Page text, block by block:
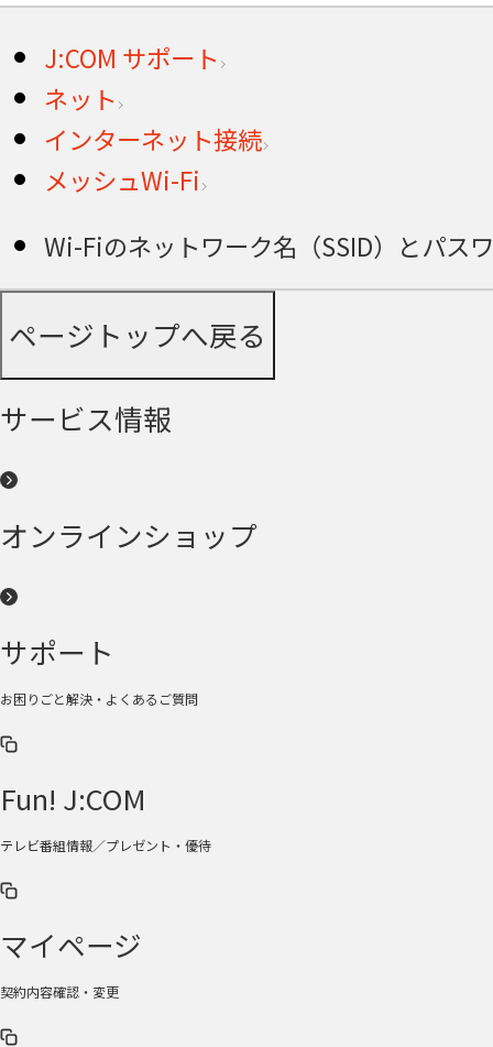
J:COM サポート
ネット
インターネット接続
メッシュWi-Fi
Wi-Fiのネットワーク名（SSID）とパス
ページトップへ戻る
サービス情報
オンラインショップ
サポート
お困りごと解決・よくあるご質問
Fun! J:COM
テレビ番組情報／プレゼント・優待
マイページ
契約内容確認・変更